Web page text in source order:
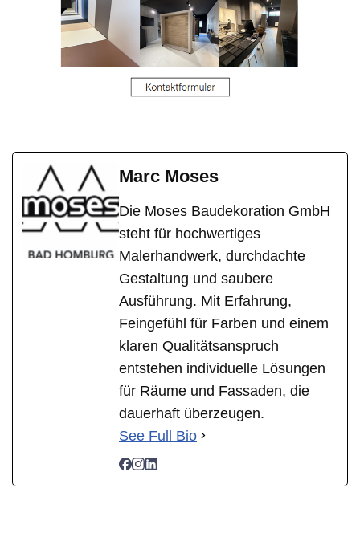
Marc Moses
Die Moses Baudekoration GmbH
steht für hochwertiges
Malerhandwerk, durchdachte
Gestaltung und saubere
Ausführung. Mit Erfahrung,
Feingefühl für Farben und einem
klaren Qualitätsanspruch
entstehen individuelle Lösungen
für Räume und Fassaden, die
dauerhaft überzeugen.
See Full Bio